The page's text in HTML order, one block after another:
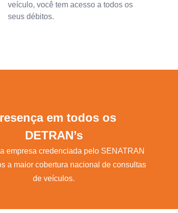
veículo, você tem acesso a todos os
seus débitos.
em todos os
DETRAN’s
empresa credenciada pelo SENATRAN
a maior cobertura nacional de consultas
de veículos.